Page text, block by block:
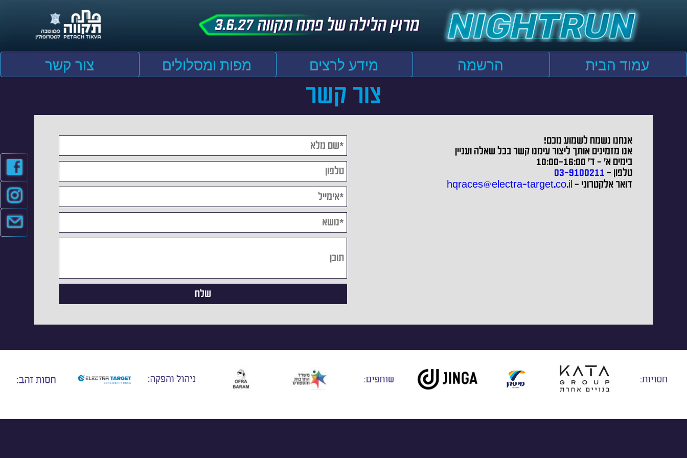
עמוד הבית הרשמה מידע לרצים מפות ומסלולים צור קשר
צור קשר
אנחנו נשמח לשמוע מכם!
אנו מזמינים אותך ליצור עימנו קשר בכל שאלה ועניין
בימים א' - ד' 10:00-16:00
טלפון - 03-9100211
דואר אלקטרוני -hqraces@electra-target.co.il